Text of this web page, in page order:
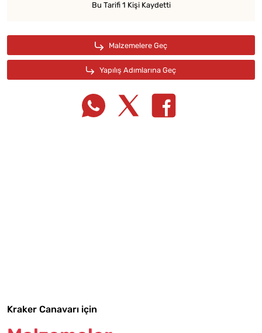
Bu Tarifi 1 Kişi Kaydetti
Kraker Canavarı için